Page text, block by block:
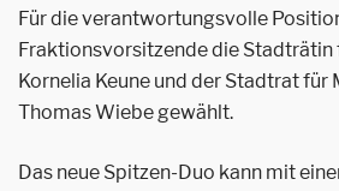
Für die verantwortungsvolle
Fraktionsvorsitzende die
Kornelia Keune und der Stadtrat für
Thomas Wiebe gewählt.
Das neue Spitzen-Duo kann mit